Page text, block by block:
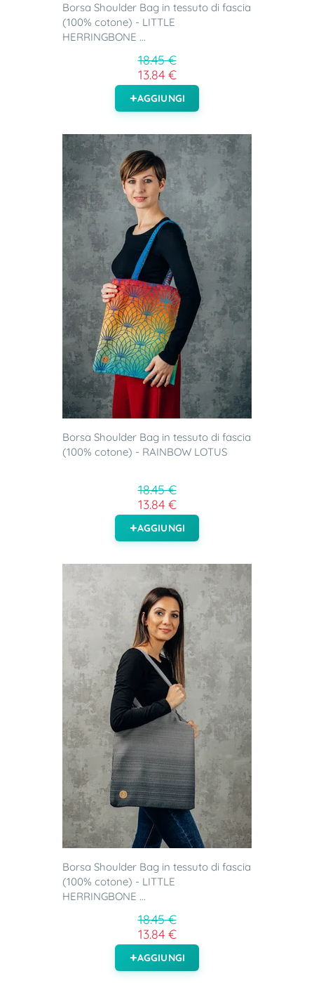
Borsa Shoulder Bag in tessuto di fascia
(100% cotone) - LITTLE
HERRINGBONE ...
18.45 €
13.84 €
AGGIUNGI
Borsa Shoulder Bag in tessuto di fascia
(100% cotone) - RAINBOW LOTUS
18.45 €
13.84 €
AGGIUNGI
Borsa Shoulder Bag in tessuto di fascia
(100% cotone) - LITTLE
HERRINGBONE ...
18.45 €
13.84 €
AGGIUNGI